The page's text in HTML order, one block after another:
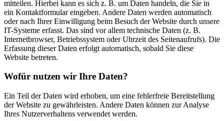
mitteilen. Hierbei kann es sich z. B. um Daten handeln, die Sie in
ein Kontaktformular eingeben. Andere Daten werden automatisch
oder nach Ihrer Einwilligung beim Besuch der Website durch unsere
IT-Systeme erfasst. Das sind vor allem technische Daten (z. B.
Internetbrowser, Betriebssystem oder Uhrzeit des Seitenaufrufs). Die
Erfassung dieser Daten erfolgt automatisch, sobald Sie diese
Website betreten.
Wofür nutzen wir Ihre Daten?
Ein Teil der Daten wird erhoben, um eine fehlerfreie Bereitstellung
der Website zu gewährleisten. Andere Daten können zur Analyse
Ihres Nutzerverhaltens verwendet werden.